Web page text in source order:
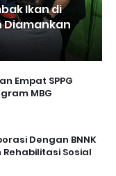
Ikan di
Diamankan
Empat SPPG
MBG
Dengan BNNK
Sosial